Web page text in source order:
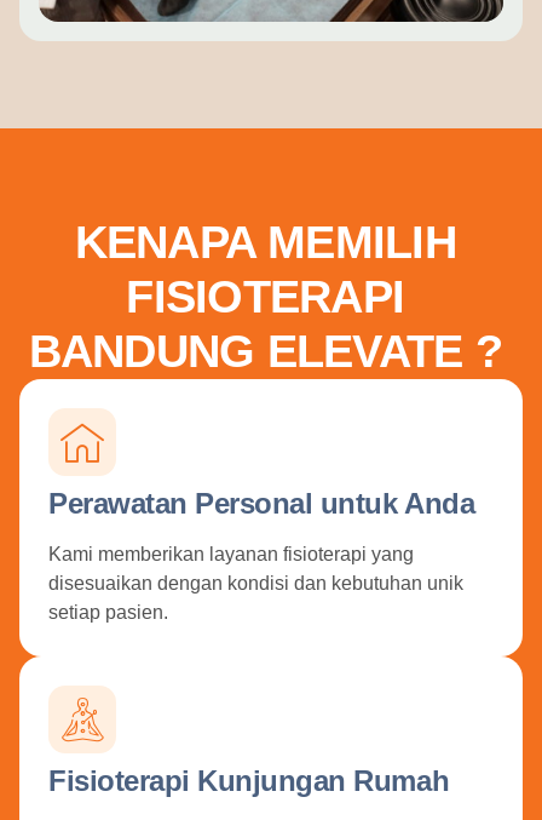
KENAPA MEMILIH
FISIOTERAPI
BANDUNG ELEVATE ?
Perawatan Personal untuk Anda
Kami memberikan layanan fisioterapi yang
disesuaikan dengan kondisi dan kebutuhan unik
setiap pasien.
Fisioterapi Kunjungan Rumah